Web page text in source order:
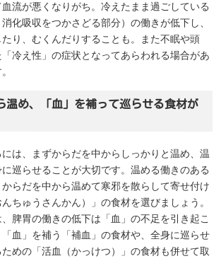
流が悪くなりがち。冷えたまま過ごしている
化吸収をつかさどる部分）の働きが低下し、
り、むくんだりすることも。また不眠や頭
冷え性」の症状となってあらわれる場合があ
温め、「血」を補って巡らせる食材が
には、まずからだを中からしっかりと温め、温
巡らせることが大切です。温める働きのある
からだを中から温めて寒邪を散らして寄せ付け
ちゅうさんかん）」の食材を選びましょう。
脾胃の働きの低下は「血」の不足を引き起こ
血」を補う「補血」の食材や、全身に巡らせ
めの「活血（かっけつ）」の食材も併せて取